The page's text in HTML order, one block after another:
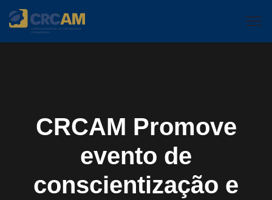
CRCAM Promove
evento de
conscientização e